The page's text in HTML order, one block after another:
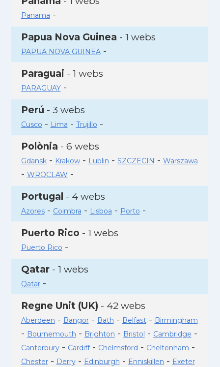
Panama -
Papua Nova Guinea - 1 webs
PAPUA NOVA GUINEA-
Paraguai - 1 webs
PARAGUAY-
Perú - 3 webs
Cusco - Lima - Trujillo -
Polònia - 6 webs
Gdansk- Krakow- Lublin - SZCZECIN - Warszawa
- WROCLAW -
Portugal - 4 webs
Azores- Coimbra - Lisboa - Porto -
Puerto Rico - 1 webs
Puerto Rico -
Qatar- 1 webs
Qatar-
Regne Unit (UK) - 42 webs
Aberdeen - Bangor- Bath - Belfast- Birmingham
- Bournemouth - Brighton - Bristol - Cambridge -
Canterbury- Cardiff- Chelmsford - Cheltenham -
Chester- Derry- Edinburgh - Enniskillen - Exeter